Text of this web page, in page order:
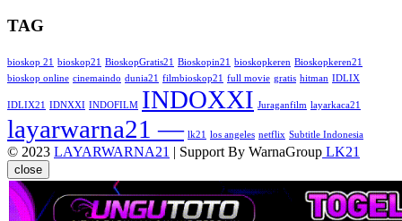
TAG
bioskop 21 bioskop21 BioskopGratis21 Bioskopin21 bioskopkeren Bioskopkeren21
bioskop online cinemaindo dunia21 filmbioskop21 full movie gratis hitman IDLIX
IDLIX21 IDNXXI INDOFILM INDOXXI Juraganfilm layarkaca21
layarwarna21 — lk21 los angeles netflix Subtitle Indonesia
© 2023 LAYARWARNA21 | Support By WarnaGroup LK21
close